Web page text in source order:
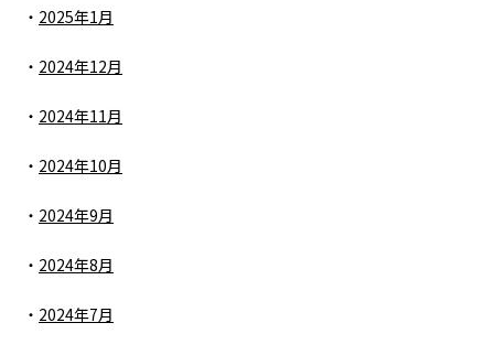
2025年1月
2024年12月
2024年11月
2024年10月
2024年9月
2024年8月
2024年7月